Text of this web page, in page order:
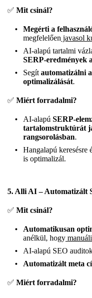
✅ Mit csinál?
Megérti a
megfelelően javasol
AI-alapú tartalmi
SERP-eredmények
Segít automatizálni
optimalizálását.
✅ Miért forradalmi?
AI-alapú SERP-
tartalomstruktúrát
rangsorolásban.
Hangalapú keresésre
is optimalizál.
5. Alli AI – Automatizált
✅ Mit csinál?
Automatikusan
anélkül, hogy
AI-alapú SEO
Automatizált meta
✅ Miért forradalmi?